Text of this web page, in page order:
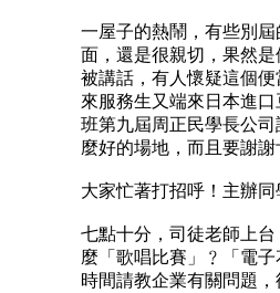
一屋子的熱鬧，有些別
面，還是很親切，果然
被講話，有人懷疑這個
來服務生又端來日本進
班第九屆周正民學長公
麼好的場地，而且要謝
大家忙著打招呼！主辦
七點十分，司徒老師上
麼「歌唱比賽」﹖「電
時間請教企業有關問題